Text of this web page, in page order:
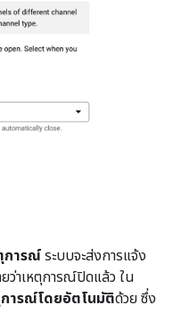
การณ์ ระบบจะส่งการแจ้ง
ว่าเหตุการณ์ปิดแล้ว ใน
การณ์โดยอัตโนมัติด้วย ซึ่ง